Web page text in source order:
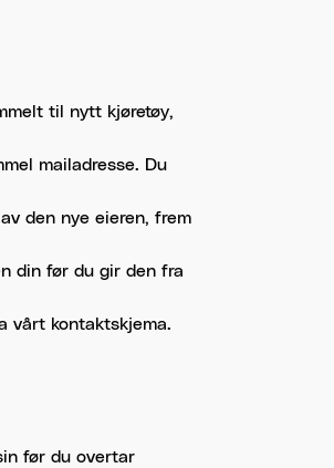
til nytt kjøretøy,
mailadresse. Du
den nye eieren, frem
din før du gir den fra
vårt kontaktskjema.
før du overtar